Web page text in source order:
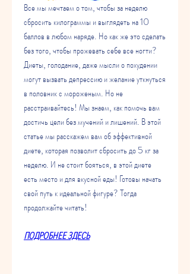
Все мы мечтаем о том, чтобы за неделю
сбросить килограммы и выглядеть на 10
баллов в любом наряде. Но как же это сделать
без того, чтобы прожевать себе все ногти?
Диеты, голодание, даже мысли о похудении
могут вызвать депрессию и желание уткнуться
в половник с мороженым. Но не
расстраивайтесь! Мы знаем, как помочь вам
достичь цели без мучений и лишений. В этой
статье мы расскажем вам об эффективной
диете, которая позволит сбросить до 5 кг за
неделю. И не стоит бояться, в этой диете
есть место и для вкусной еды! Готовы начать
свой путь к идеальной фигуре? Тогда
продолжайте читать!
ПОДРОБНЕЕ ЗДЕСЬ